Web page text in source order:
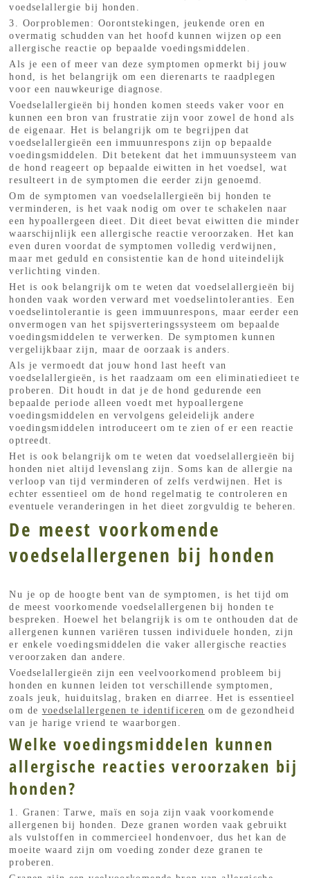
voedselallergie bij honden.
3. Oorproblemen: Oorontstekingen, jeukende oren en
overmatig schudden van het hoofd kunnen wijzen op een
allergische reactie op bepaalde voedingsmiddelen.
Als je een of meer van deze symptomen opmerkt bij jouw
hond, is het belangrijk om een dierenarts te raadplegen
voor een nauwkeurige diagnose.
Voedselallergieën bij honden komen steeds vaker voor en
kunnen een bron van frustratie zijn voor zowel de hond als
de eigenaar. Het is belangrijk om te begrijpen dat
voedselallergieën een immuunrespons zijn op bepaalde
voedingsmiddelen. Dit betekent dat het immuunsysteem van
de hond reageert op bepaalde eiwitten in het voedsel, wat
resulteert in de symptomen die eerder zijn genoemd.
Om de symptomen van voedselallergieën bij honden te
verminderen, is het vaak nodig om over te schakelen naar
een hypoallergeen dieet. Dit dieet bevat eiwitten die minder
waarschijnlijk een allergische reactie veroorzaken. Het kan
even duren voordat de symptomen volledig verdwijnen,
maar met geduld en consistentie kan de hond uiteindelijk
verlichting vinden.
Het is ook belangrijk om te weten dat voedselallergieën bij
honden vaak worden verward met voedselintoleranties. Een
voedselintolerantie is geen immuunrespons, maar eerder een
onvermogen van het spijsverteringssysteem om bepaalde
voedingsmiddelen te verwerken. De symptomen kunnen
vergelijkbaar zijn, maar de oorzaak is anders.
Als je vermoedt dat jouw hond last heeft van
voedselallergieën, is het raadzaam om een eliminatiedieet te
proberen. Dit houdt in dat je de hond gedurende een
bepaalde periode alleen voedt met hypoallergene
voedingsmiddelen en vervolgens geleidelijk andere
voedingsmiddelen introduceert om te zien of er een reactie
optreedt.
Het is ook belangrijk om te weten dat voedselallergieën bij
honden niet altijd levenslang zijn. Soms kan de allergie na
verloop van tijd verminderen of zelfs verdwijnen. Het is
echter essentieel om de hond regelmatig te controleren en
eventuele veranderingen in het dieet zorgvuldig te beheren.
De meest voorkomende
voedselallergenen bij honden
Nu je op de hoogte bent van de symptomen, is het tijd om
de meest voorkomende voedselallergenen bij honden te
bespreken. Hoewel het belangrijk is om te onthouden dat de
allergenen kunnen variëren tussen individuele honden, zijn
er enkele voedingsmiddelen die vaker allergische reacties
veroorzaken dan andere.
Voedselallergieën zijn een veelvoorkomend probleem bij
honden en kunnen leiden tot verschillende symptomen,
zoals jeuk, huiduitslag, braken en diarree. Het is essentieel
om de voedselallergenen te identificeren om de gezondheid
van je harige vriend te waarborgen.
Welke voedingsmiddelen kunnen
allergische reacties veroorzaken bij
honden?
1. Granen: Tarwe, maïs en soja zijn vaak voorkomende
allergenen bij honden. Deze granen worden vaak gebruikt
als vulstoffen in commercieel hondenvoer, dus het kan de
moeite waard zijn om voeding zonder deze granen te
proberen.